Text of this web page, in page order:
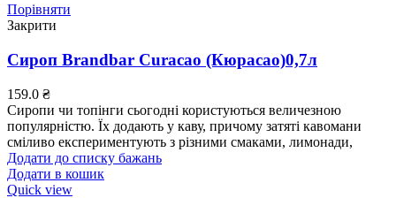
Порівняти
Закрити
Сироп Brandbar Curacao (Кюрасао)0,7л
159.0 ₴
Сиропи чи топінги сьогодні користуються величезною
популярністю. Їх додають у каву, причому затяті кавомани
сміливо експериментують з різними смаками, лимонади,
Додати до списку бажань
Додати в кошик
Quick view